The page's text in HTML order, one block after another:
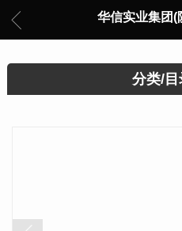
华信实业集团(
分类/目